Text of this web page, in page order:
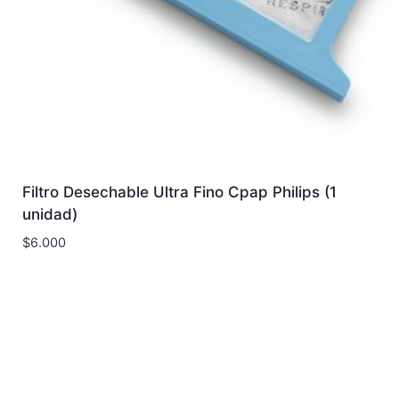
Filtro Desechable Ultra Fino Cpap Philips (1
unidad)
$6.000